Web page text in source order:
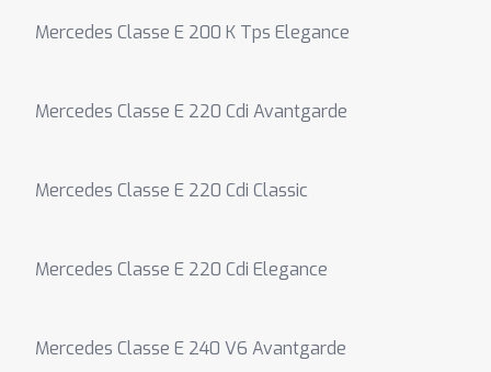
Mercedes Classe E 200 K Tps Elegance
Mercedes Classe E 220 Cdi Avantgarde
Mercedes Classe E 220 Cdi Classic
Mercedes Classe E 220 Cdi Elegance
Mercedes Classe E 240 V6 Avantgarde